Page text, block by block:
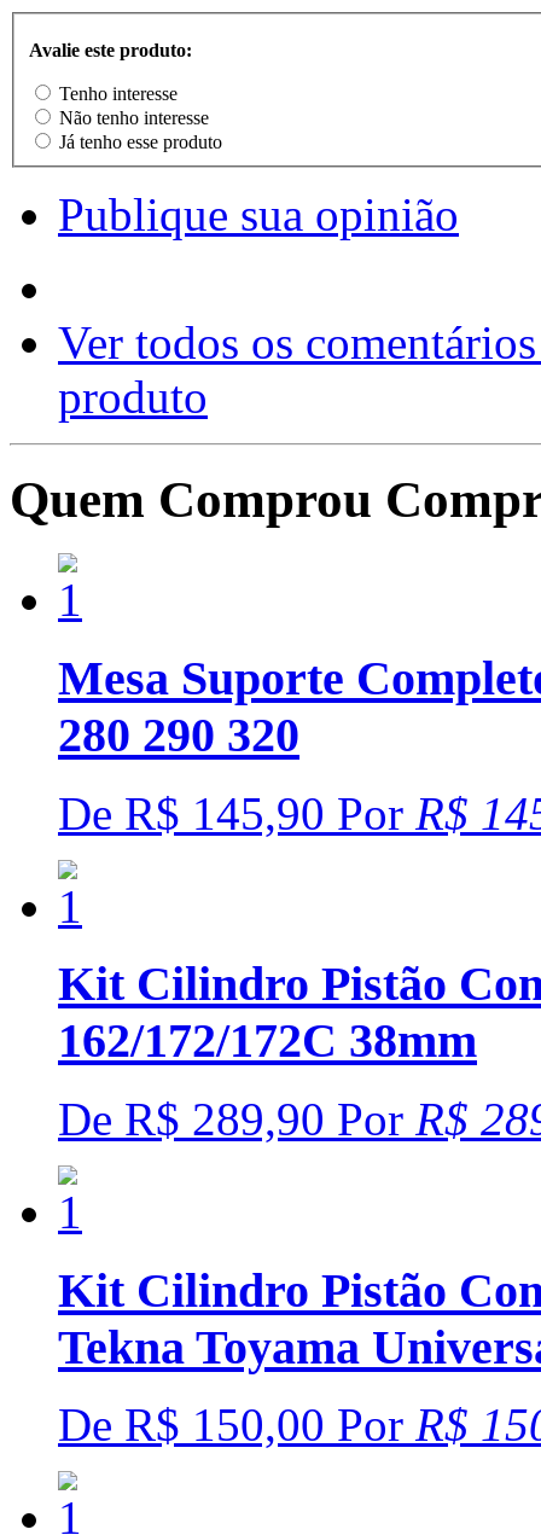
Avalie este produto:
Tenho interesse
Não tenho interesse
Já tenho esse produto
Publique sua opinião
Ver todos os
produto
Quem Comprou
Mesa Suporte
280 290 320
De R$ 145,90 Por R$
Kit Cilindro Pistão
162/172/172C 38mm
De R$ 289,90 Por R$
Kit Cilindro Pistão
Tekna Toyama
De R$ 150,00 Por R$